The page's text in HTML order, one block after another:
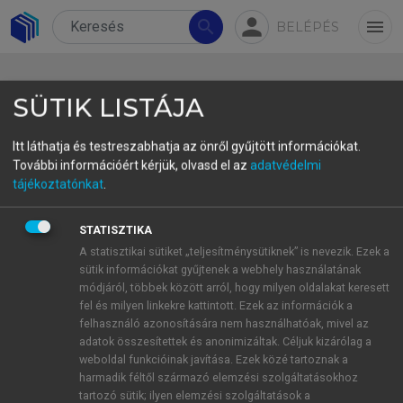
search person BELÉPÉS menu
3.4.2.2. Gazdasági célok:
versenyképesség, innováció és
adatvezérelt irányítás
A turizmuspolitika gazdasági céljai az okos
turizmus kontextusában a digitális versenyképesség
elérésére irányulnak. A cél nem csupán a bevételek
és a foglalkoztatás növelése, hanem a gazdasági
ökoszisztémák intelligens fejlesztése – olyan
rendszerek létrehozása, amelyek képesek az
SÜTIK LISTÁJA
Itt láthatja és testreszabhatja az önről gyűjtött információkat.
További információért kérjük, olvasd el az adatvédelmi
tájékoztatónkat.
STATISZTIKA
A statisztikai sütiket „teljesítménysütiknek” is nevezik. Ezek a
sütik információkat gyűjtenek a webhely használatának
módjáról, többek között arról, hogy milyen oldalakat keresett
fel és milyen linkekre kattintott. Ezek az információk a
felhasználó azonosítására nem használhatóak, mivel az
adatok összesítettek és anonimizáltak. Céljuk kizárólag a
weboldal funkcióinak javítása. Ezek közé tartoznak a
harmadik féltől származó elemzési szolgáltatásokhoz
tartozó sütik; ilyen elemzési szolgáltatások a